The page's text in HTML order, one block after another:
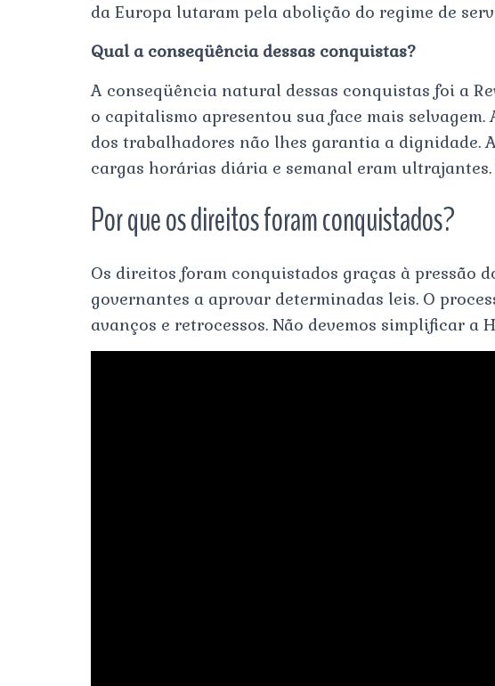
da Europa lutaram pela abolição do regime de
Qual a conseqüência dessas conquistas?
A conseqüência natural dessas conquistas foi a
o capitalismo apresentou sua face mais selvagem.
dos trabalhadores não lhes garantia a dignidade.
cargas horárias diária e semanal eram
Por que os direitos foram conquistados?
Os direitos foram conquistados graças à pressão
governantes a aprovar determinadas leis. O
avanços e retrocessos. Não devemos simplificar a